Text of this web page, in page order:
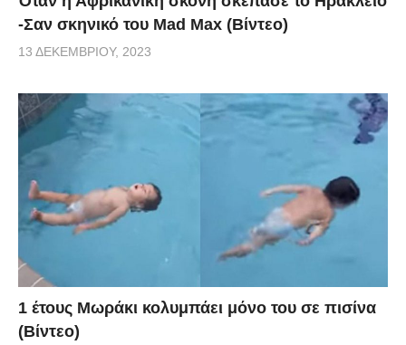
-Σαν σκηνικό του Mad Max (Βίντεο)
13 ΔΕΚΕΜΒΡΊΟΥ, 2023
1 έτους Μωράκι κολυμπάει μόνο του σε πισίνα
(Βίντεο)